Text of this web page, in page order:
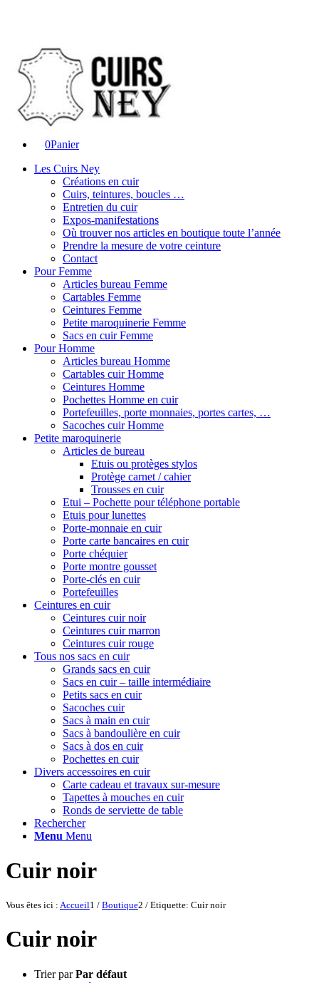
0Panier
Les Cuirs Ney
Créations en cuir
Cuirs, teintures, boucles …
Entretien du cuir
Expos-manifestations
Où trouver nos articles en boutique toute l’année
Prendre la mesure de votre ceinture
Contact
Pour Femme
Articles bureau Femme
Cartables Femme
Ceintures Femme
Petite maroquinerie Femme
Sacs en cuir Femme
Pour Homme
Articles bureau Homme
Cartables cuir Homme
Ceintures Homme
Pochettes Homme en cuir
Portefeuilles, porte monnaies, portes cartes, …
Sacoches cuir Homme
Petite maroquinerie
Articles de bureau
Etuis ou protèges stylos
Protège carnet / cahier
Trousses en cuir
Etui – Pochette pour téléphone portable
Etuis pour lunettes
Porte-monnaie en cuir
Porte carte bancaires en cuir
Porte chéquier
Porte montre gousset
Porte-clés en cuir
Portefeuilles
Ceintures en cuir
Ceintures cuir noir
Ceintures cuir marron
Ceintures cuir rouge
Tous nos sacs en cuir
Grands sacs en cuir
Sacs en cuir – taille intermédiaire
Petits sacs en cuir
Sacoches cuir
Sacs à main en cuir
Sacs à bandoulière en cuir
Sacs à dos en cuir
Pochettes en cuir
Divers accessoires en cuir
Carte cadeau et travaux sur-mesure
Tapettes à mouches en cuir
Ronds de serviette de table
Rechercher
Menu Menu
Cuir noir
Vous êtes ici : Accueil1 / Boutique2 / Etiquette: Cuir noir
Cuir noir
Trier parPar défaut